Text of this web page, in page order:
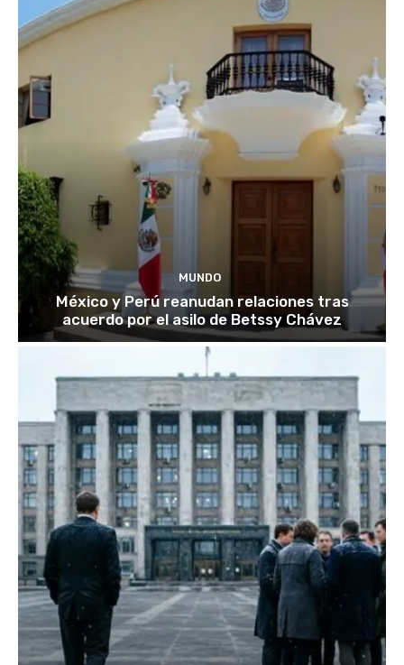
MUNDO
México y Perú reanudan relaciones tras
acuerdo por el asilo de Betssy Chávez